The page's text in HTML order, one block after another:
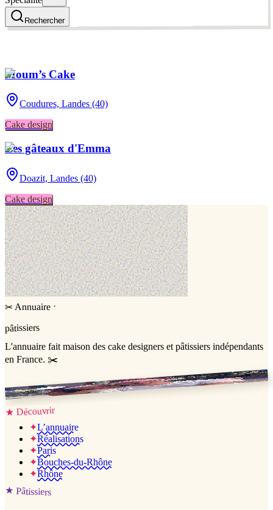
Rechercher
Moum’s Cake
Coudures, Landes (40)
Cake design
Les gâteaux d'Emma
Doazit, Landes (40)
Cake design
✂ Annuaire ·
pâtissiers
L'annuaire fait maison des cake designers et pâtissiers indépendants
en France. ✂️
Jessica & Jérémy ♡
★ Découvrir
✦L’annuaire
✦Réalisations
✦Paris
✦Bouches-du-Rhône
✦Rhône
★ Pâtissiers